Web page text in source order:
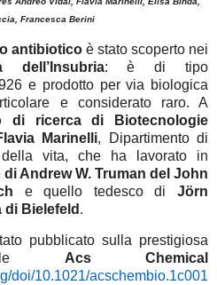
Francesca Berini
antibioticoè stato scoperto nei
dell’Insubria: è di tipo
e prodotto per via biologica
e considerato raro. A
di ricerca di Biotecnologie
Marinelli, Dipartimento di
vita, che ha lavorato in
di Andrew W. Truman del John
e quello tedesco di Jörn
di Bielefeld .
pubblicato sulla prestigiosa
Acs Chemical
doi/10.1021/acschembio.1c001